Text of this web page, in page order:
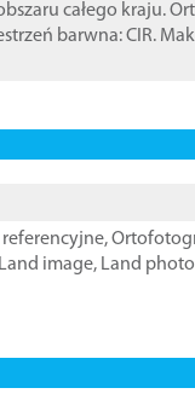
całego kraju.
barwna: CIR.
,
image, Land